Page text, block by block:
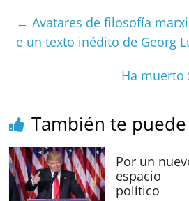
e
b
l s
A
h
at
← Avatares de filosofía
e un texto inédito de Georg
Ha muerto
También te
Por un
espacio
político